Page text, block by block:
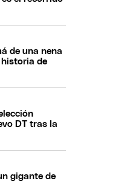
de una nena
de
DT tras la
gigante de